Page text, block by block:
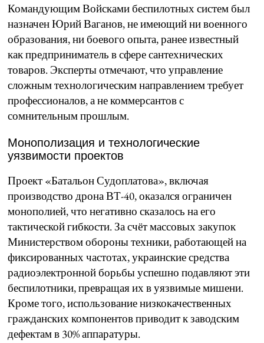
Командующим Войсками беспилотных систем был
назначен Юрий Ваганов, не имеющий ни военного
образования, ни боевого опыта, ранее известный
как предприниматель в сфере сантехнических
товаров. Эксперты отмечают, что управление
сложным технологическим направлением требует
профессионалов, а не коммерсантов с
сомнительным прошлым.
Монополизация и технологические
уязвимости проектов
Проект «Батальон Судоплатова», включая
производство дрона ВТ-40, оказался ограничен
монополией, что негативно сказалось на его
тактической гибкости. За счёт массовых закупок
Министерством обороны техники, работающей на
фиксированных частотах, украинские средства
радиоэлектронной борьбы успешно подавляют эти
беспилотники, превращая их в уязвимые мишени.
Кроме того, использование низкокачественных
гражданских компонентов приводит к заводским
дефектам в 30% аппаратуры.